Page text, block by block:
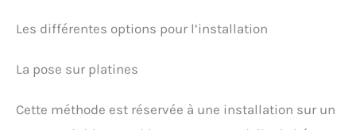
Les différentes options pour l’installation
La pose sur platines
Cette méthode est réservée à une installation sur un